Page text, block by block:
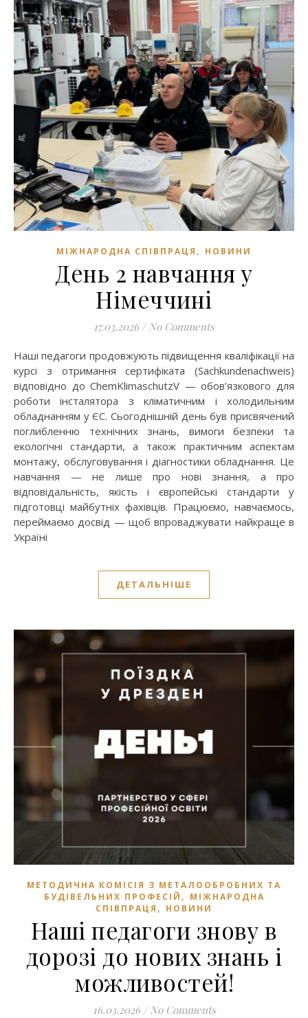
МІЖНАРОДНА СПІВПРАЦЯ , НОВИНИ
День 2 навчання у
Німеччині
17.03.2026 / No Comments
Наші педагоги продовжують підвищення кваліфікації на
курсі з отримання сертифіката (Sachkundenachweis)
відповідно до ChemKlimaschutzV — обов’язкового для
роботи інсталятора з кліматичним і холодильним
обладнанням у ЄС. Сьогоднішній день був присвячений
поглибленню технічних знань, вимоги безпеки та
екологічні стандарти, а також практичним аспектам
монтажу, обслуговування і діагностики обладнання. Це
навчання — не лише про нові знання, а про
відповідальність, якість і європейські стандарти у
підготовці майбутніх фахівців. Працюємо, навчаємось,
переймаємо досвід — щоб впроваджувати найкраще в
Україні
ДЕТАЛЬНІШЕ
МЕТОДИЧНА КОМІСІЯ З МЕТАЛООБРОБНИХ ТА
БУДІВЕЛЬНИХ ПРОФЕСІЙ , МІЖНАРОДНА
СПІВПРАЦЯ , НОВИНИ
Наші педагоги знову в
дорозі до нових знань і
можливостей!
16.03.2026 / No Comments